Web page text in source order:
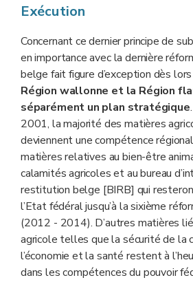
Exécution
Concernant ce dernier principe de
en importance avec la dernière
belge fait figure d’exception dès lors
Région wallonne et la Région
séparément un plan stratégique
2001, la majorité des matières
deviennent une compétence
matières relatives au bien-être
calamités agricoles et au bureau
restitution belge [BIRB] qui
l’Etat fédéral jusqu’à la sixième
(2012 - 2014). D’autres matières
agricole telles que la sécurité de la
l’économie et la santé restent à
dans les compétences du pouvoir